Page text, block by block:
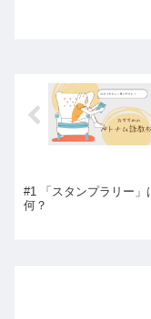
#1 「スタンプラリー」
何？